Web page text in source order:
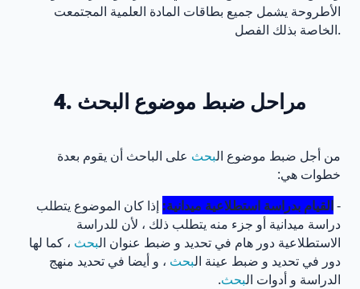
الأطروحة يشمل جميع بطاقات المادة العلمية المجتمعت
الخاصة بذلك الفصل.
4. مراحل ضبط موضوع البحث
من أجل ضبط موضوع البحث على الباحث أن يقوم بعدة
خطوات هي:
-القيام بدراسة استطلاعية ميدانية: إذا كان الموضوع يتطلب
دراسة ميدانية أو جزء منه يتطلب ذلك ، لأن للدراسة
الاستطلاعية دور هام في تحديد و ضبط عنوان البحث ، كما لها
دور في تحديد و ضبط عينة البحث ، و أيضا في تحديد منهج
الدراسة و أدوات البحث.